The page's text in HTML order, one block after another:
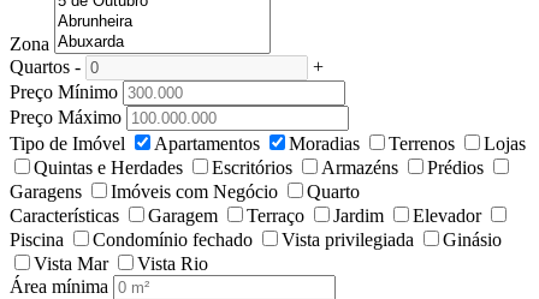
Zona
Quartos -
+
Preço Mínimo
Preço Máximo
Tipo de Imóvel
Apartamentos Moradias Terrenos
Lojas
Quintas e Herdades
Escritórios Armazéns
Prédios
Garagens
Imóveis com Negócio
Quarto
Características
Garagem Terraço Jardim
Elevador
Piscina
Condomínio fechado Vista privilegiada
Ginásio
Vista Mar
Vista Rio
Área mínima